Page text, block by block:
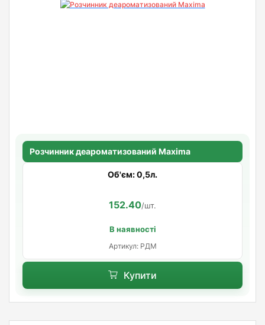
Розчинник деароматизований Maxima
Об'єм: 0,5л.
152.40/шт.
В наявності
Артикул: РДМ
Купити